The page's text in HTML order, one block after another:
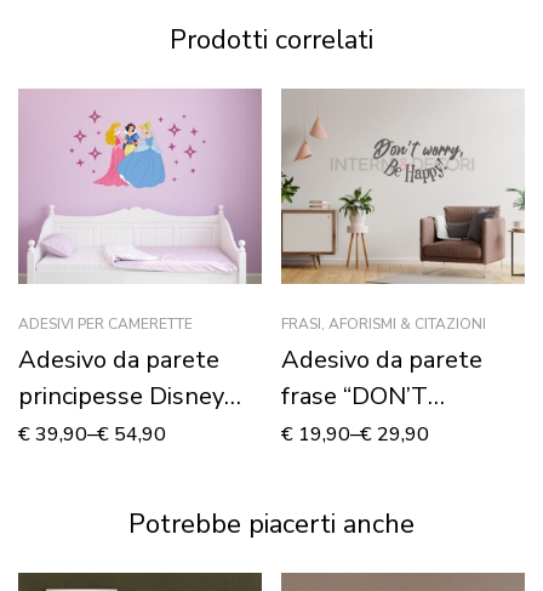
Prodotti correlati
ADESIVI PER CAMERETTE
Adesivo da parete
principesse Disney
“COME NELLE
€39,90–€ 54,90
FRASI, AFORISMI & CITAZIONI
Adesivo da parete
frase “DON’T
WORRY, BE HAPPY!”
€ 19,90–€ 29,90
Potrebbe piacerti anche